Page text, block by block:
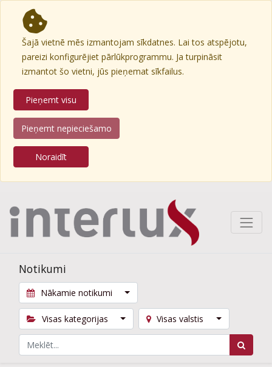
Šajā vietnē mēs izmantojam sīkdatnes. Lai tos atspējotu,
pareizi konfigurējiet pārlūkprogrammu. Ja turpināsit
izmantot šo vietni, jūs pieņemat sīkfailus.
Pieņemt visu
Pieņemt nepieciešamo
Noraidīt
Notikumi
Nākamie notikumi
Visas kategorijas Visas valstis